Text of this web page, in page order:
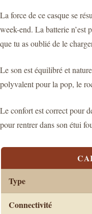
La force de ce casque se
week-end. La batterie n’est
que tu as oublié de le
Le son est équilibré et
polyvalent pour la pop, le
Le confort est correct pour
pour rentrer dans son étui
Type
Connectivité